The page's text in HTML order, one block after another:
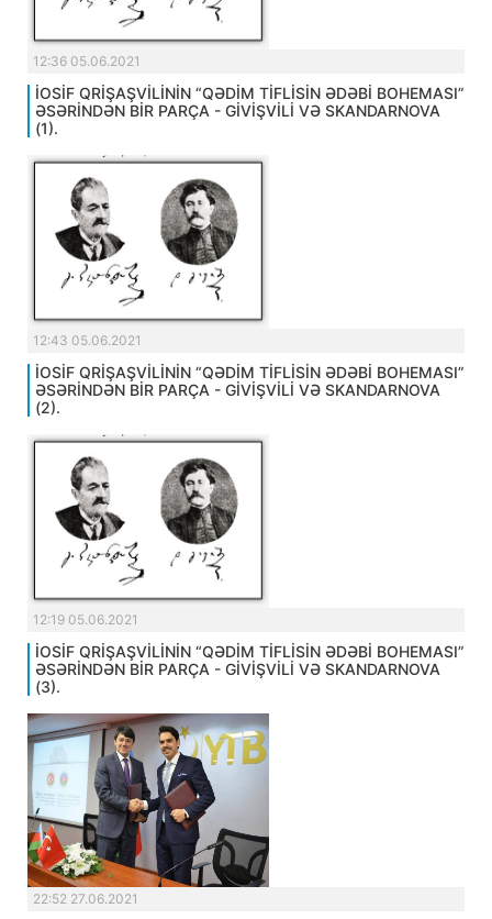
12:36 05.06.2021
İOSİF QRİŞAŞVİLİNİN “QƏDİM TİFLİSİN ƏDƏBİ BOHEMASI”
ƏSƏRİNDƏN BİR PARÇA - GİVİŞVİLİ VƏ SKANDARNOVA
(1).
12:43 05.06.2021
İOSİF QRİŞAŞVİLİNİN “QƏDİM TİFLİSİN ƏDƏBİ BOHEMASI”
ƏSƏRİNDƏN BİR PARÇA - GİVİŞVİLİ VƏ SKANDARNOVA
(2).
12:19 05.06.2021
İOSİF QRİŞAŞVİLİNİN “QƏDİM TİFLİSİN ƏDƏBİ BOHEMASI”
ƏSƏRİNDƏN BİR PARÇA - GİVİŞVİLİ VƏ SKANDARNOVA
(3).
22:52 27.06.2021